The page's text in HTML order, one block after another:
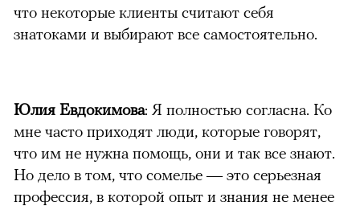
что некоторые клиенты считают себя
знатоками и выбирают все самостоятельно.
Юлия Евдокимова: Я полностью согласна. Ко
мне часто приходят люди, которые говорят,
что им не нужна помощь, они и так все знают.
Но дело в том, что сомелье — это серьезная
профессия, в которой опыт и знания не менее